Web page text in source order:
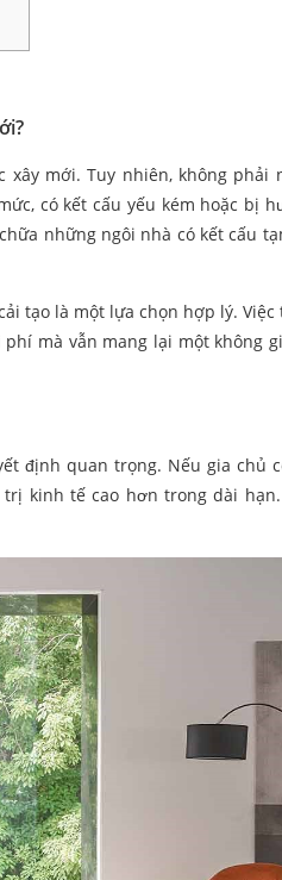
mới. Tuy nhiên, không phải
có kết cấu yếu kém hoặc bị
những ngôi nhà có kết cấu
tạo là một lựa chọn hợp lý.
mà vẫn mang lại một không
định quan trọng. Nếu gia chủ
kinh tế cao hơn trong dài